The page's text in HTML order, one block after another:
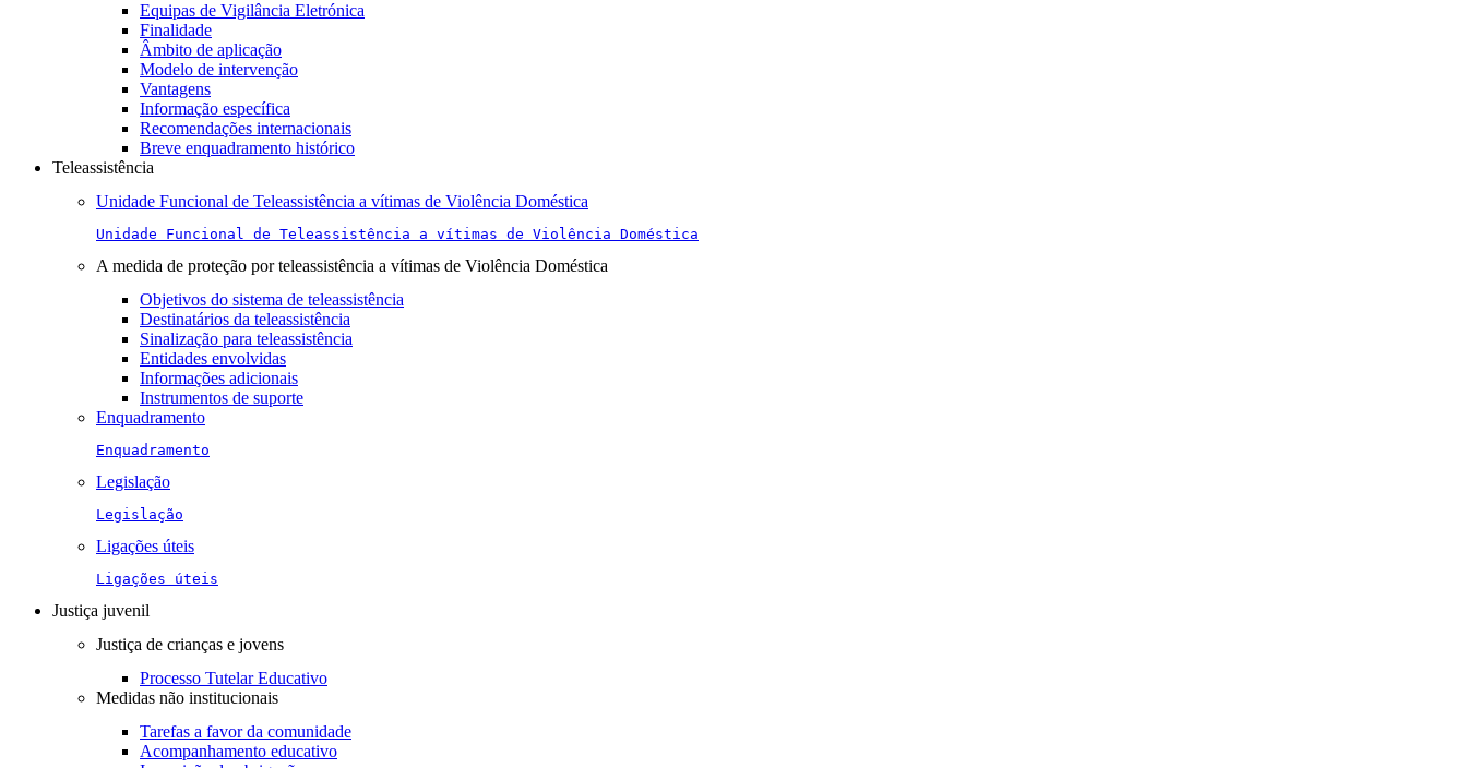
Equipas de Vigilância Eletrónica
Finalidade
Âmbito de aplicação
Modelo de intervenção
Vantagens
Informação específica
Recomendações internacionais
Breve enquadramento histórico
Teleassistência
Unidade Funcional de Teleassistência a vítimas de Violência Doméstica
Unidade Funcional de Teleassistência a vítimas de Violência Doméstica
A medida de proteção por teleassistência a vítimas de Violência Doméstica
Objetivos do sistema de teleassistência
Destinatários da teleassistência
Sinalização para teleassistência
Entidades envolvidas
Informações adicionais
Instrumentos de suporte
Enquadramento
Enquadramento
Legislação
Legislação
Ligações úteis
Ligações úteis
Justiça juvenil
Justiça de crianças e jovens
Processo Tutelar Educativo
Medidas não institucionais
Tarefas a favor da comunidade
Acompanhamento educativo